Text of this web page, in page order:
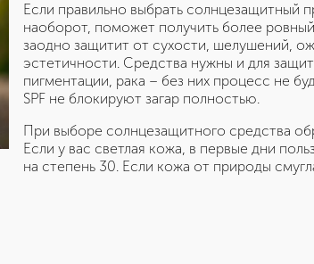
Если правильно выбрать солнцезащитный
наоборот, поможет получить более
заодно защитит от сухости, шелушений,
эстетичности. Средства нужны и для
пигментации, рака – без них процесс не
SPF не блокируют загар полностью.
При выборе солнцезащитного средства
Если у вас светлая кожа, в первые дни
на степень 30. Если кожа от природы